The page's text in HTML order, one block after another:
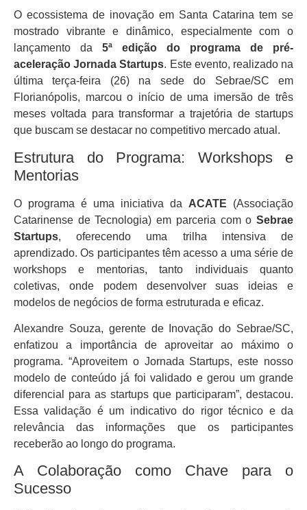
O ecossistema de inovação em Santa Catarina tem se
mostrado vibrante e dinâmico, especialmente com o
lançamento da 5ª edição do programa de pré-
aceleração Jornada Startups. Este evento, realizado na
última terça-feira (26) na sede do Sebrae/SC em
Florianópolis, marcou o início de uma imersão de três
meses voltada para transformar a trajetória de startups
que buscam se destacar no competitivo mercado atual.
Estrutura do Programa: Workshops e
Mentorias
O programa é uma iniciativa da ACATE (Associação
Catarinense de Tecnologia) em parceria com o Sebrae
Startups, oferecendo uma trilha intensiva de
aprendizado. Os participantes têm acesso a uma série de
workshops e mentorias, tanto individuais quanto
coletivas, onde podem desenvolver suas ideias e
modelos de negócios de forma estruturada e eficaz.
Alexandre Souza, gerente de Inovação do Sebrae/SC,
enfatizou a importância de aproveitar ao máximo o
programa. “Aproveitem o Jornada Startups, este nosso
modelo de conteúdo já foi validado e gerou um grande
diferencial para as startups que participaram”, destacou.
Essa validação é um indicativo do rigor técnico e da
relevância das informações que os participantes
receberão ao longo do programa.
A Colaboração como Chave para o
Sucesso